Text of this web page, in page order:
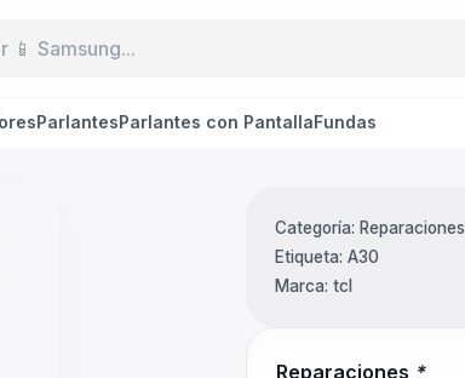
ParlantesParlantes con PantallaFundas
Reparaciones *
Categoría: Reparaciones
Etiqueta: A30
Marca: tcl